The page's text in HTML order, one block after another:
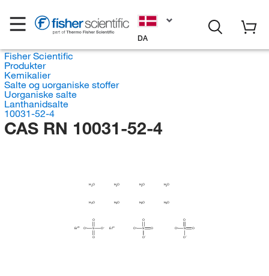
DA
Fisher Scientific
Produkter
Kemikalier
Salte og uorganiske stoffer
Uorganiske salte
Lanthanidsalte
10031-52-4
CAS RN 10031-52-4
H2O H2O H2O H2O
H2O H2O H2O H2O
O
S
O
O
O
O
S
O
O
O
O
S
O
O
O
Er
Er